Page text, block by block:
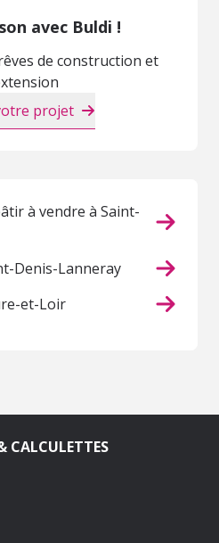
avec Buldi !
de construction et
projet
à vendre à Saint-
Denis-Lanneray
et-Loir
CALCULETTES